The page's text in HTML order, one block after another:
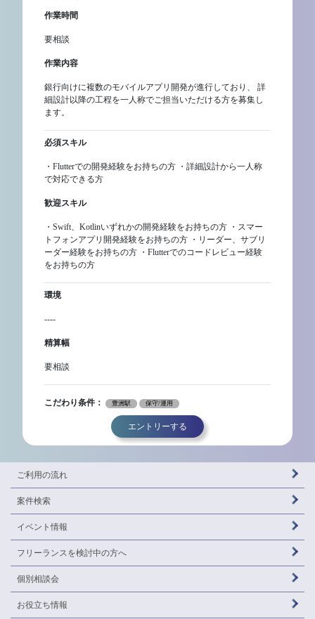
作業時間
要相談
作業内容
銀行向けに複数のモバイルアプリ開発が進行しており、 詳
細設計以降の工程を一人称でご担当いただける方を募集し
ます。
必須スキル
・Flutterでの開発経験をお持ちの方 ・詳細設計から一人称
で対応できる方
歓迎スキル
・Swift、Kotlinいずれかの開発経験をお持ちの方 ・スマー
トフォンアプリ開発経験をお持ちの方 ・リーダー、サブリ
ーダー経験をお持ちの方 ・Flutterでのコードレビュー経験
をお持ちの方
環境
----
精算幅
要相談
こだわり条件： 豊洲駅 保守/運用
エントリーする
ご利用の流れ
案件検索
イベント情報
フリーランスを検討中の方へ
個別相談会
お役立ち情報